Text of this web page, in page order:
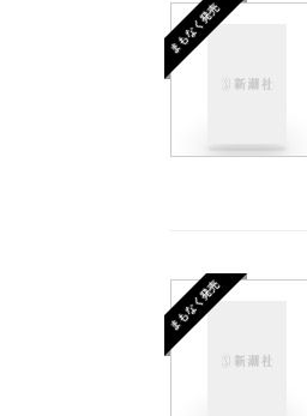
まもなく発売
まもなく発売